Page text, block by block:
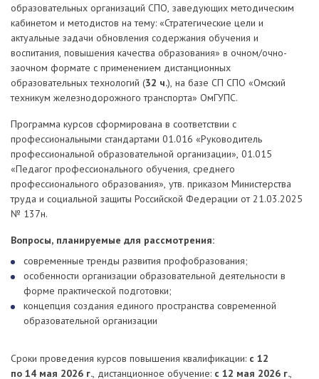
образовательных организаций СПО, заведующих методическим
кабинетом и методистов на тему: «Стратегические цели и
актуальные задачи обновления содержания обучения и
воспитания, повышения качества образования» в очном/очно-
заочном формате с применением дистанционных
образовательных технологий (32 ч.), на базе СП СПО «Омский
техникум железнодорожного транспорта» ОмГУПС.
Программа курсов сформирована в соответствии с
профессиональными стандартами 01.016 «Руководитель
профессиональной образовательной организации», 01.015
«Педагог профессионального обучения, среднего
профессионального образования», утв. приказом Министерства
труда и социальной защиты Российской Федерации от 21.03.2025
№ 137н.
Вопросы, планируемые для рассмотрения:
современные тренды развития профобразования;
особенности организации образовательной деятельности в
форме практической подготовки;
концепция создания единого пространства современной
образовательной организации
Сроки проведения курсов повышения квалификации: с 12
по 14 мая 2026 г., дистанционное обучение: с 12 мая 2026 г.,